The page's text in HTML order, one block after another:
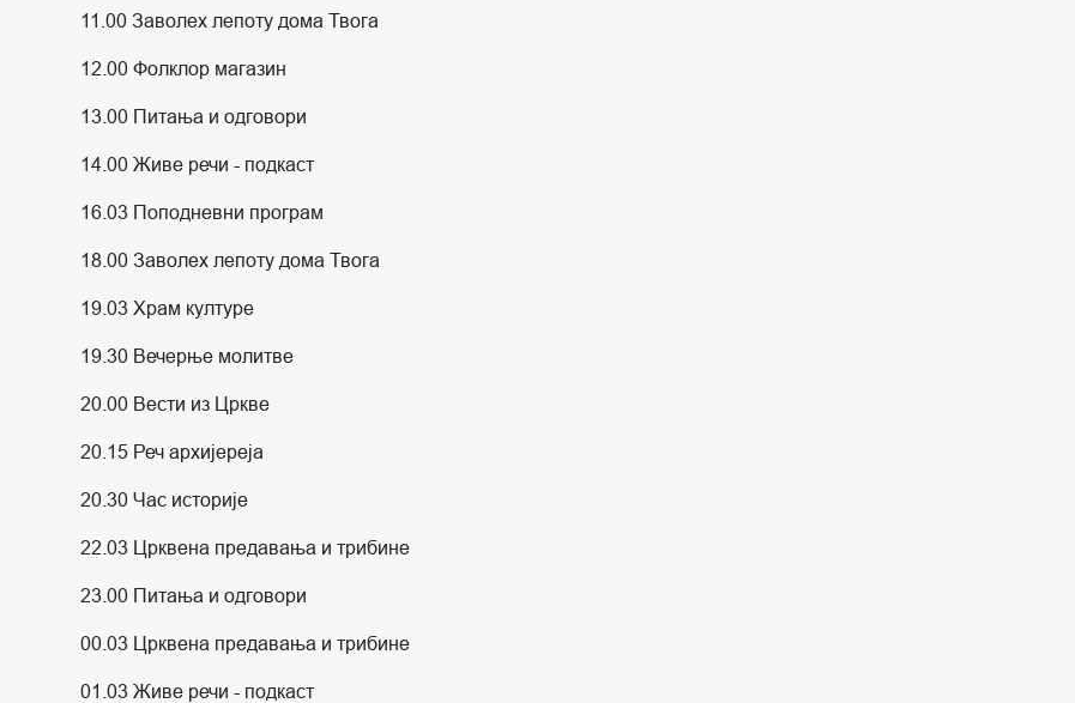
11.00 Заволех лепоту дома Твога
12.00 Фолклор магазин
13.00 Питања и одговори
14.00 Живе речи - подкаст
16.03 Поподневни програм
18.00 Заволех лепоту дома Твога
19.03 Храм културе
19.30 Вечерње молитве
20.00 Вести из Цркве
20.15 Реч архијереја
20.30 Час историје
22.03 Црквена предавања и трибине
23.00 Питања и одговори
00.03 Црквена предавања и трибине
01.03 Живе речи - подкаст